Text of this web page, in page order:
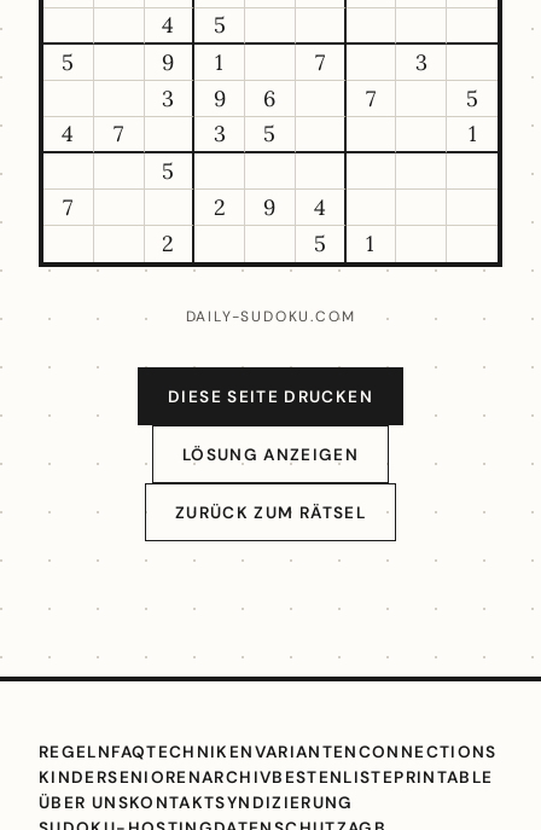
4
5
5
9 1 7
3
3
9 6 7
5
4
7 3 5
1
5
7
2 9
4
2
5 1
DAILY-SUDOKU.COM
DIESE SEITE DRUCKEN
LÖSUNG ANZEIGEN
ZURÜCK ZUM RÄTSEL
REGELNFAQTECHNIKENVARIANTENCONNECTIONS
KINDERSENIORENARCHIVBESTENLISTEPRINTABLE
ÜBER UNSKONTAKTSYNDIZIERUNG